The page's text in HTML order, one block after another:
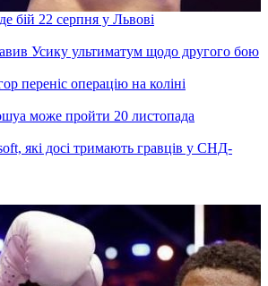
бій 22 серпня у Львові
Усику ультиматум щодо другого бою
переніс операцію на коліні
може пройти 20 листопада
які досі тримають гравців у СНД-